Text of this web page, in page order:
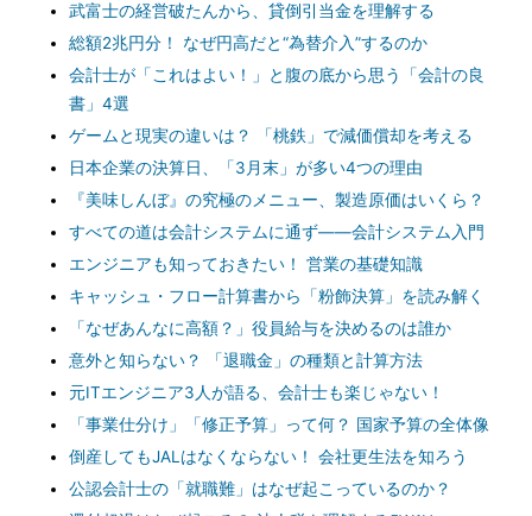
武富士の経営破たんから、貸倒引当金を理解する
総額2兆円分！ なぜ円高だと“為替介入”するのか
会計士が「これはよい！」と腹の底から思う「会計の良
書」4選
ゲームと現実の違いは？ 「桃鉄」で減価償却を考える
日本企業の決算日、「3月末」が多い4つの理由
『美味しんぼ』の究極のメニュー、製造原価はいくら？
すべての道は会計システムに通ず――会計システム入門
エンジニアも知っておきたい！ 営業の基礎知識
キャッシュ・フロー計算書から「粉飾決算」を読み解く
「なぜあんなに高額？」役員給与を決めるのは誰か
意外と知らない？ 「退職金」の種類と計算方法
元ITエンジニア3人が語る、会計士も楽じゃない！
「事業仕分け」「修正予算」って何？ 国家予算の全体像
倒産してもJALはなくならない！ 会社更生法を知ろう
公認会計士の「就職難」はなぜ起こっているのか？